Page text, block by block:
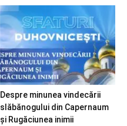
Despre minunea vindecării
slăbănogului din Capernaum
și Rugăciunea inimii